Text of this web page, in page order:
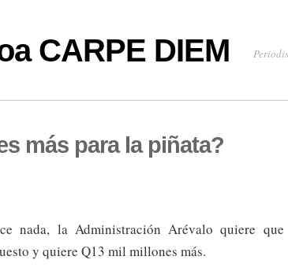
CARPE DIEM
más para la piñata?
nada, la Administración Arévalo quiere
y quiere Q13 mil millones más.